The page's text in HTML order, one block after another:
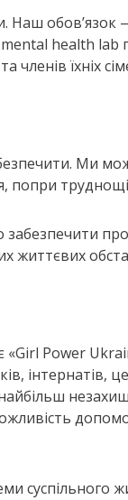
обов’язок
health
членів їхніх
Ми
попри труднощі
життєвих
Power
інтернатів,
найбільш